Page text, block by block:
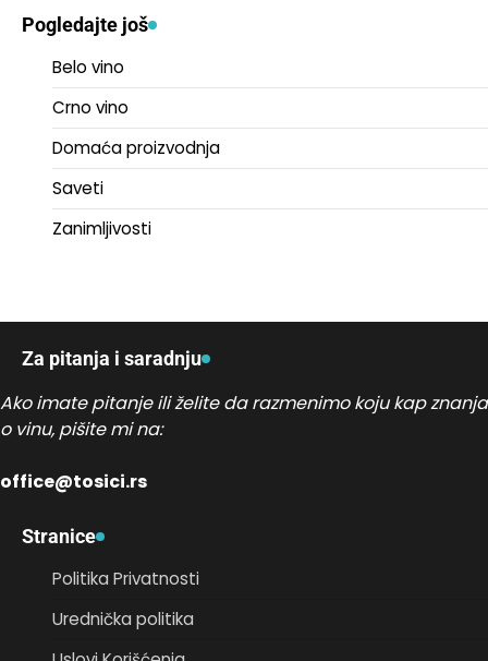
Pogledajte još
Belo vino
Crno vino
Domaća proizvodnja
Saveti
Zanimljivosti
Za pitanja i saradnju
Ako imate pitanje ili želite da razmenimo koju kap znanja
o vinu, pišite mi na:
office@tosici.rs
Stranice
Politika Privatnosti
Urednička politika